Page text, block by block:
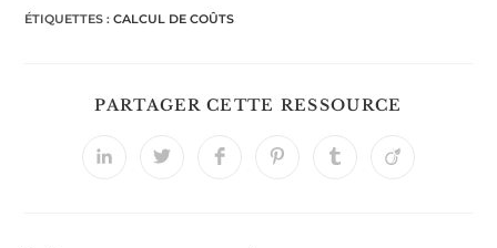
ÉTIQUETTES :CALCUL DE COÛTS
PARTAGER CETTE RESSOURCE